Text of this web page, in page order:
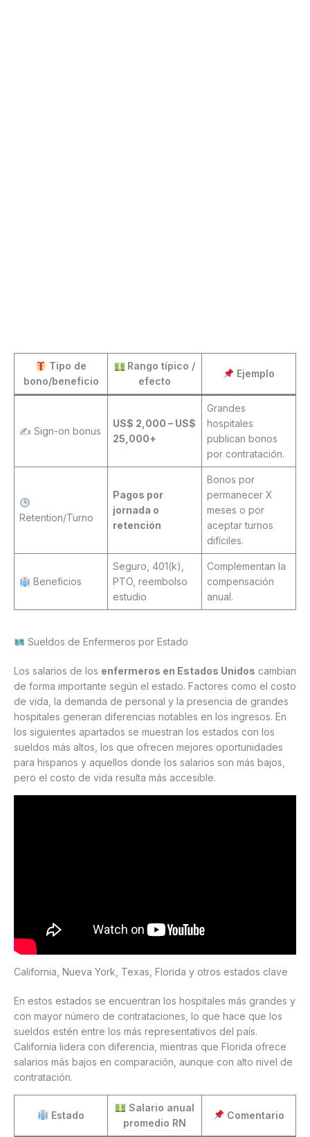
Tipo de
bono/beneficio
Rango típico /
efecto
Ejemplo
✍️ Sign-on bonus
US$ 2,000 – US$
25,000+
Grandes
hospitales
publican bonos
por contratación.
Retention/Turno
Pagos por
jornada o
retención
Bonos por
permanecer X
meses o por
aceptar turnos
difíciles.
Beneficios
Seguro, 401(k),
PTO, reembolso
estudio
Complementan la
compensación
anual.
Sueldos de Enfermeros por Estado
Los salarios de los enfermeros en Estados Unidos cambian
de forma importante según el estado. Factores como el costo
de vida, la demanda de personal y la presencia de grandes
hospitales generan diferencias notables en los ingresos. En
los siguientes apartados se muestran los estados con los
sueldos más altos, los que ofrecen mejores oportunidades
para hispanos y aquellos donde los salarios son más bajos,
pero el costo de vida resulta más accesible.
California, Nueva York, Texas, Florida y otros estados clave
En estos estados se encuentran los hospitales más grandes y
con mayor número de contrataciones, lo que hace que los
sueldos estén entre los más representativos del país.
California lidera con diferencia, mientras que Florida ofrece
salarios más bajos en comparación, aunque con alto nivel de
contratación.
Estado
Salario anual
promedio RN
Comentario